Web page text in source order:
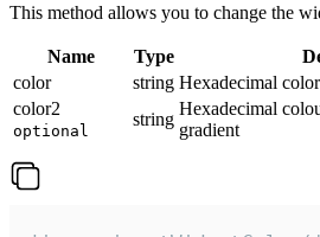
This method allows you to change the
Name Type
color
string Hexadecimal
color2
optional
string
Hexadecimal
gradient